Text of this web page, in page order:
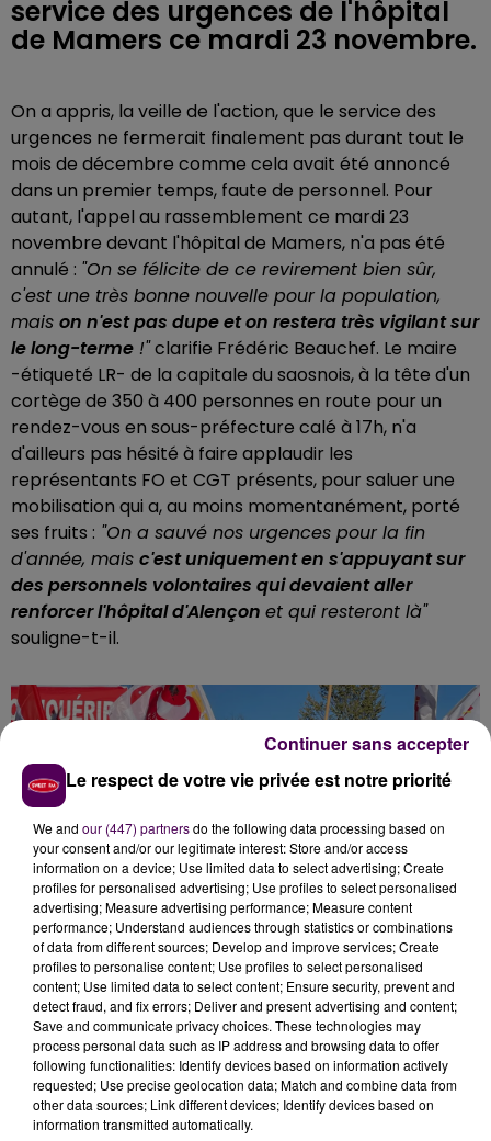
service des urgences de l'hôpital
de Mamers ce mardi 23 novembre.
On a appris, la veille de l'action, que le service des
urgences ne fermerait finalement pas durant tout le
mois de décembre comme cela avait été annoncé
dans un premier temps, faute de personnel. Pour
autant, l'appel au rassemblement ce mardi 23
novembre devant l'hôpital de Mamers, n'a pas été
annulé : "On se félicite de ce revirement bien sûr,
c'est une très bonne nouvelle pour la population,
mais on n'est pas dupe et on restera très vigilant sur
le long-terme !"clarifie Frédéric Beauchef. Le maire
-étiqueté LR- de la capitale du saosnois, à la tête d'un
cortège de 350 à 400 personnes en route pour un
rendez-vous en sous-préfecture calé à 17h, n'a
d'ailleurs pas hésité à faire applaudir les
représentants FO et CGT présents, pour saluer une
mobilisation qui a, au moins momentanément, porté
ses fruits : "On a sauvé nos urgences pour la fin
d'année, mais c'est uniquement en s'appuyant sur
des personnels volontaires qui devaient aller
renforcer l'hôpital d'Alençon et qui resteront là"
souligne-t-il.
LA PRESSE NATIONALE À MAMERS
Particulièrement enclins à donner de la voix s'agissant
Le respect de votre vie privée est notre priorité
We and our (447) partnersdo the following data processing based on
your consent and/or our legitimate interest: Store and/or access
information on a device; Use limited data to select advertising; Create
profiles for personalised advertising; Use profiles to select personalised
advertising; Measure advertising performance; Measure content
performance; Understand audiences through statistics or combinations
of data from different sources; Develop and improve services; Create
profiles to personalise content; Use profiles to select personalised
content; Use limited data to select content; Ensure security, prevent and
detect fraud, and fix errors; Deliver and present advertising and content;
Save and communicate privacy choices. These technologies may
process personal data such as IP address and browsing data to offer
following functionalities: Identify devices based on information actively
requested; Use precise geolocation data; Match and combine data from
other data sources; Link different devices; Identify devices based on
information transmitted automatically.
Continuer sans accepter